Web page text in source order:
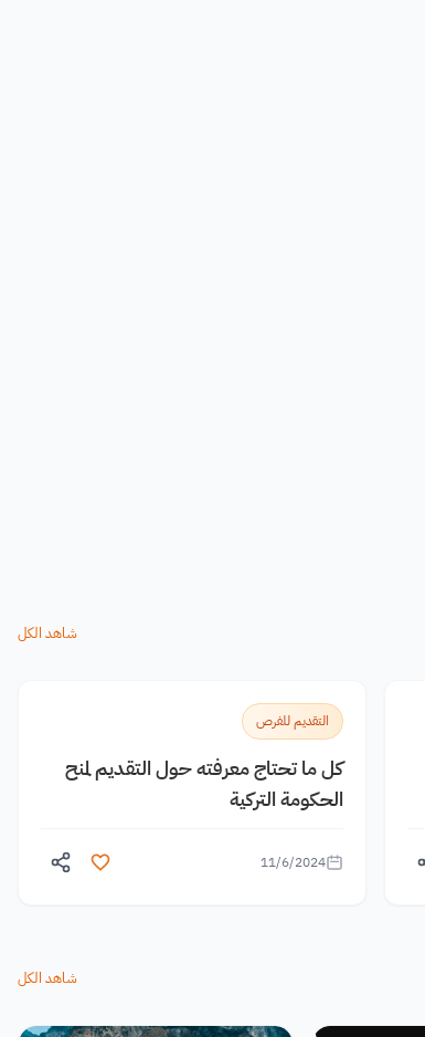
شاهد الكل
التقديم للفرص
كل ما تحتاج معرفته حول التقديم لمنح
الحكومة التركية
11/6/2024
شاهد الكل